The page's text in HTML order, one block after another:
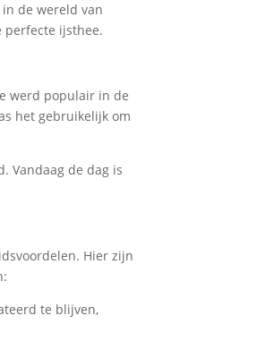
de wereld van
perfecte ijsthee.
werd populair in de
het gebruikelijk om
Vandaag de dag is
Hier zijn
te blijven,